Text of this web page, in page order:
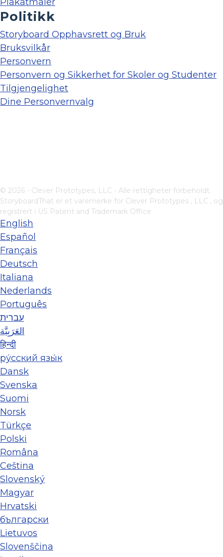
Politikk
Storyboard Opphavsrett og Bruk
Bruksvilkår
Personvern
Personvern og Sikkerhet for Skoler og Studenter
Tilgjengelighet
Dine Personvernvalg
© 2026 - Clever Prototypes, LLC - Alle rettigheter forbeholdt.
StoryboardThat er et varemerke for Clever Prototypes , LLC , og
registrert i US Patent and Trademark Office
English
Español
Français
Deutsch
Italiana
Nederlands
Português
עברית
العَرَبِيَّة
हिन्दी
ру́сский язы́к
Dansk
Svenska
Suomi
Norsk
Türkçe
Polski
Româna
Ceština
Slovenský
Magyar
Hrvatski
български
Lietuvos
Slovenščina